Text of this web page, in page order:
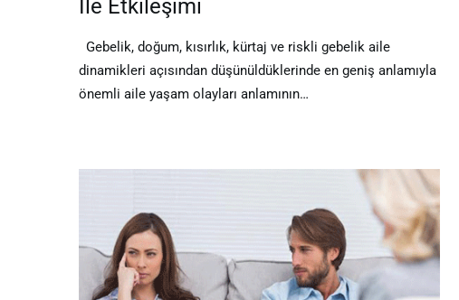
İle Etkileşimi
Gebelik, doğum, kısırlık, kürtaj ve riskli gebelik aile
dinamikleri açısından düşünüldüklerinde en geniş anlamıyla
önemli aile yaşam olayları anlamının…